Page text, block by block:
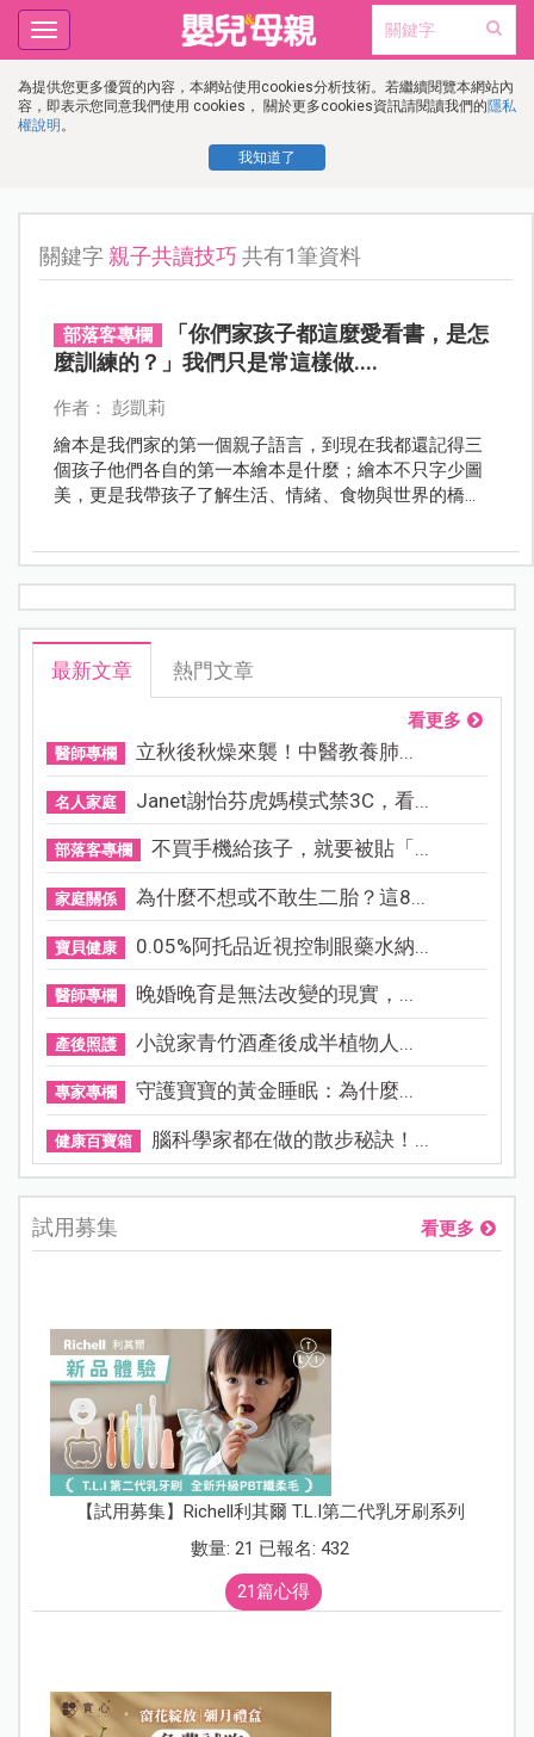
為提供您更多優質的內容，本網站使用cookies分析技術。若繼續閱覽本網站內
容，即表示您同意我們使用 cookies， 關於更多cookies資訊請閱讀我們的隱私
權說明 。
我知道了
Toggle
navigation
關鍵字 親子共讀技巧 共有1筆資料
部落客專欄
「你們家孩子都這麼愛看書，是怎
麼訓練的？」我們只是常這樣做....
作者： 彭凱莉
繪本是我們家的第一個親子語言，到現在我都還記得三
個孩子他們各自的第一本繪本是什麼；繪本不只字少圖
美，更是我帶孩子了解生活、情緒、食物與世界的橋
最新文章 熱門文章
看更多
醫師專欄 立秋後秋燥來襲！中醫教養肺...
名人家庭 Janet謝怡芬虎媽模式禁3C，看...
部落客專欄 不買手機給孩子，就要被貼「...
家庭關係 為什麼不想或不敢生二胎？這8...
寶貝健康 0.05%阿托品近視控制眼藥水納...
醫師專欄 晚婚晚育是無法改變的現實，...
產後照護 小說家青竹酒產後成半植物人...
專家專欄 守護寶寶的黃金睡眠：為什麼...
健康百寶箱 腦科學家都在做的散步秘訣！...
試用募集 看更多
【試用募集】Richell利其爾 T.L.I第二代乳牙刷系列
數量: 21 已報名: 432
21篇心得